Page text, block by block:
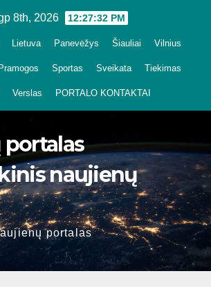
8th, 2026 12:27:33 PM
Lietuva Panevėžys Šiauliai Vilnius
Pramogos Sportas Sveikata Tiekimas
Verslas PORTALO KONTAKTAI
naujienų
portalas